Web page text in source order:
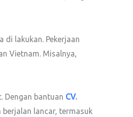
di lakukan. Pekerjaan
Vietnam. Misalnya,
Dengan bantuan CV.
lancar, termasuk